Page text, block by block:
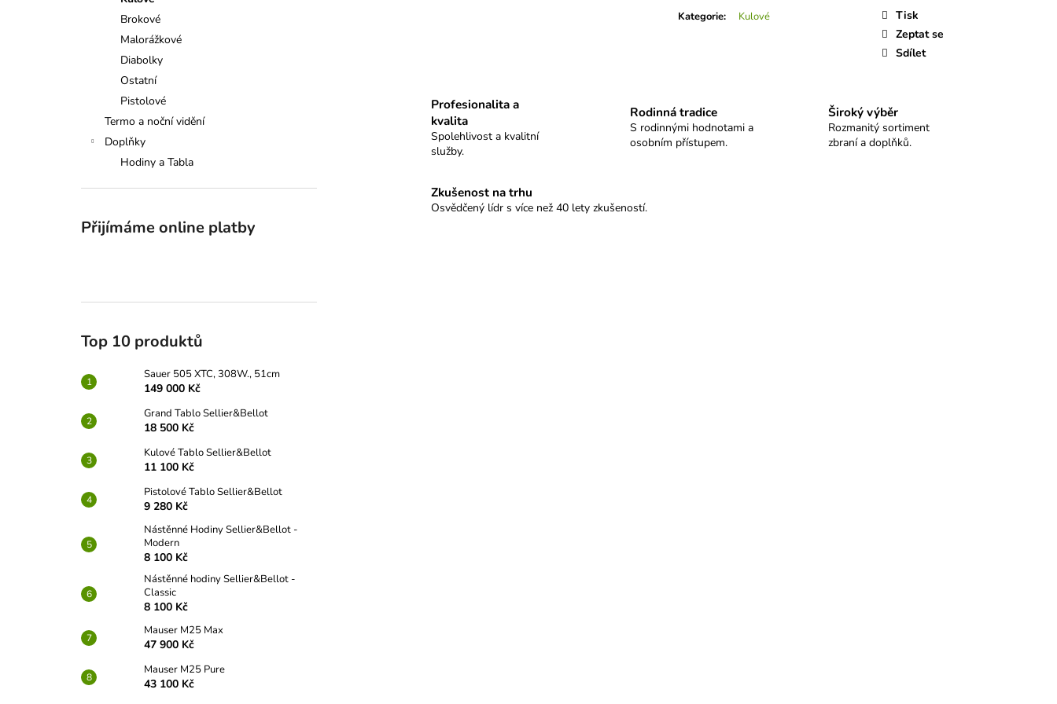
Brokové
Malorážkové
Diabolky
Ostatní
Pistolové
Termo a noční vidění
Doplňky
Hodiny a Tabla
Přijímáme online platby
Top 10 produktů
Sauer 505 XTC, 308W., 51cm
149 000 Kč
Grand Tablo Sellier&Bellot
18 500 Kč
Kulové Tablo Sellier&Bellot
11 100 Kč
Pistolové Tablo Sellier&Bellot
9 280 Kč
Nástěnné Hodiny Sellier&Bellot -
Modern
8 100 Kč
Nástěnné hodiny Sellier&Bellot -
Classic
8 100 Kč
Mauser M25 Max
47 900 Kč
Mauser M25 Pure
43 100 Kč
Kategorie: Kulové
Tisk
Zeptat se
Sdílet
Profesionalita a
kvalita
Spolehlivost a kvalitní
služby.
Rodinná tradice
S rodinnými hodnotami a
osobním přístupem.
Široký výběr
Rozmanitý sortiment
zbraní a doplňků.
Zkušenost na trhu
Osvědčený lídr s více než 40 lety zkušeností.
149 000 Kč